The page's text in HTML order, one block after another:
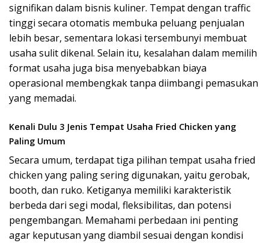
signifikan dalam bisnis kuliner. Tempat dengan traffic
tinggi secara otomatis membuka peluang penjualan
lebih besar, sementara lokasi tersembunyi membuat
usaha sulit dikenal. Selain itu, kesalahan dalam memilih
format usaha juga bisa menyebabkan biaya
operasional membengkak tanpa diimbangi pemasukan
yang memadai.
Kenali Dulu 3 Jenis Tempat Usaha Fried Chicken yang
Paling Umum
Secara umum, terdapat tiga pilihan tempat usaha fried
chicken yang paling sering digunakan, yaitu gerobak,
booth, dan ruko. Ketiganya memiliki karakteristik
berbeda dari segi modal, fleksibilitas, dan potensi
pengembangan. Memahami perbedaan ini penting
agar keputusan yang diambil sesuai dengan kondisi